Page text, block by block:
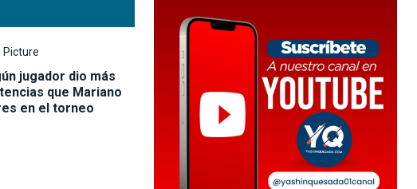
jugador dio más
que Mariano
en el torneo